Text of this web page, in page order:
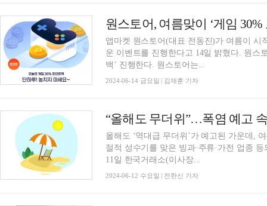
원스토어, 여름맞이 ‘게임
앱마켓 원스토어(대표 전동진)가 여름이 시
운 이벤트를 진행한다고 14일 밝혔다. 원스토어는 14일 하루 동안 ‘오늘의 게임 30% 포인트
백’ 진행한다. 원스토어는...
2024-06-14 금요일 | 김재훈 기자
올해도 ‘역대급 무더위’가 예고된 가운데,
절적 성수기를 맞은 빙과·주류·가전 업종
11일 한국거래소(이사장...
2024-06-12 수요일 | 전한신 기자